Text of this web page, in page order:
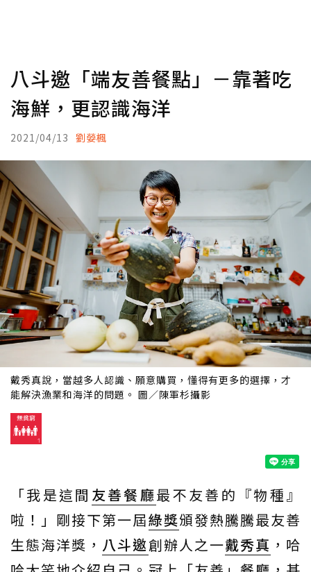
八斗邀「端友善餐點」－靠著吃
海鮮，更認識海洋
2021/04/13 劉嫈楓
戴秀真說，當越多人認識、願意購買，懂得有更多的選擇，才
能解決漁業和海洋的問題。 圖／陳軍杉攝影
「我是這間 友善餐廳最不友善的『物種』
啦！」剛接下第一屆綠獎頒發熱騰騰最友善
生態海洋獎， 八斗邀創辦人之一戴秀真 ，哈